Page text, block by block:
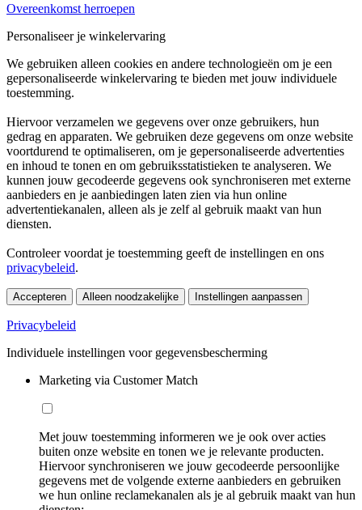
Overeenkomst herroepen
Personaliseer je winkelervaring
We gebruiken alleen cookies en andere technologieën om je een
gepersonaliseerde winkelervaring te bieden met jouw individuele
toestemming.
Hiervoor verzamelen we gegevens over onze gebruikers, hun
gedrag en apparaten. We gebruiken deze gegevens om onze website
voortdurend te optimaliseren, om je gepersonaliseerde advertenties
en inhoud te tonen en om gebruiksstatistieken te analyseren. We
kunnen jouw gecodeerde gegevens ook synchroniseren met externe
aanbieders en je aanbiedingen laten zien via hun online
advertentiekanalen, alleen als je zelf al gebruik maakt van hun
diensten.
Controleer voordat je toestemming geeft de instellingen en ons
privacybeleid.
Accepteren Alleen noodzakelijke Instellingen aanpassen
Privacybeleid
Individuele instellingen voor gegevensbescherming
Marketing via Customer Match
Met jouw toestemming informeren we je ook over acties
buiten onze website en tonen we je relevante producten.
Hiervoor synchroniseren we jouw gecodeerde persoonlijke
gegevens met de volgende externe aanbieders en gebruiken
we hun online reclamekanalen als je al gebruik maakt van hun